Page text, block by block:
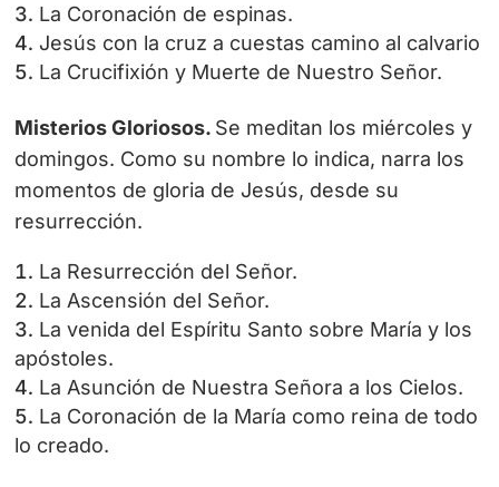
La Coronación de espinas.
Jesús con la cruz a cuestas camino al calvario
La Crucifixión y Muerte de Nuestro Señor.
Misterios Gloriosos. Se meditan los miércoles y
domingos. Como su nombre lo indica, narra los
momentos de gloria de Jesús, desde su
resurrección.
La Resurrección del Señor.
La Ascensión del Señor.
La venida del Espíritu Santo sobre María y los
apóstoles.
La Asunción de Nuestra Señora a los Cielos.
La Coronación de la María como reina de todo
lo creado.